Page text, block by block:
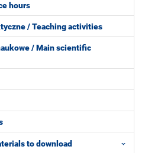
hours
/ Teaching activities
/ Main scientific
to download